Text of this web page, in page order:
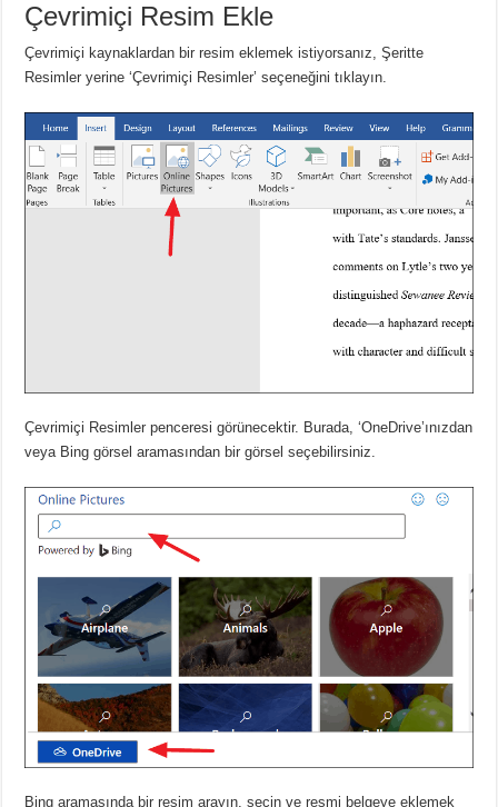
Çevrimiçi Resim Ekle
Çevrimiçi kaynaklardan bir resim eklemek istiyorsanız, Şeritte
Resimler yerine ‘Çevrimiçi Resimler’ seçeneğini tıklayın.
Çevrimiçi Resimler penceresi görünecektir. Burada, ‘OneDrive’ınızdan
veya Bing görsel aramasından bir görsel seçebilirsiniz.
Bing aramasında bir resim arayın, seçin ve resmi belgeye eklemek